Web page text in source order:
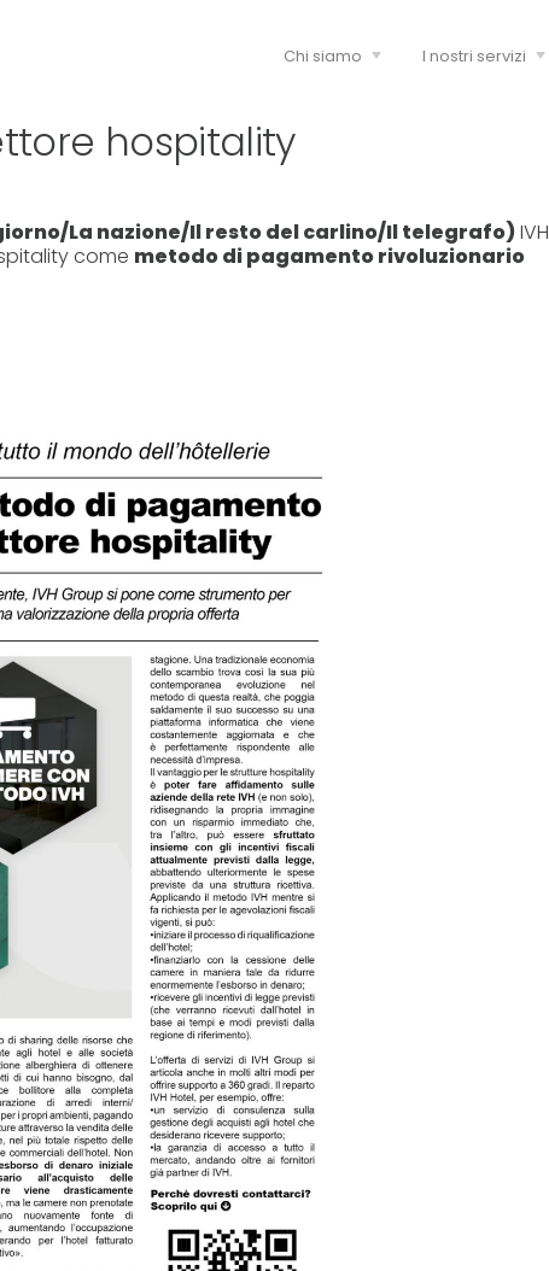
Chi siamo I nostri servizi
hospitality
La nazione/Il resto del carlino/Il telegrafo)IVH
come metodo di pagamento rivoluzionario